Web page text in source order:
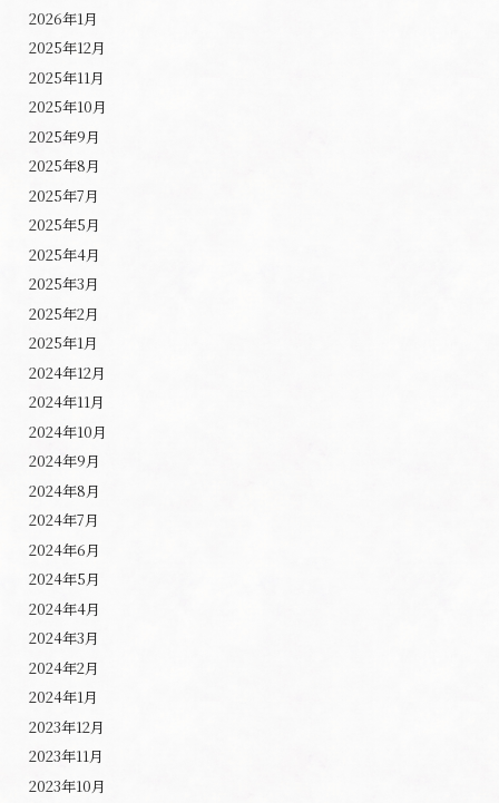
2026年1月
2025年12月
2025年11月
2025年10月
2025年9月
2025年8月
2025年7月
2025年5月
2025年4月
2025年3月
2025年2月
2025年1月
2024年12月
2024年11月
2024年10月
2024年9月
2024年8月
2024年7月
2024年6月
2024年5月
2024年4月
2024年3月
2024年2月
2024年1月
2023年12月
2023年11月
2023年10月